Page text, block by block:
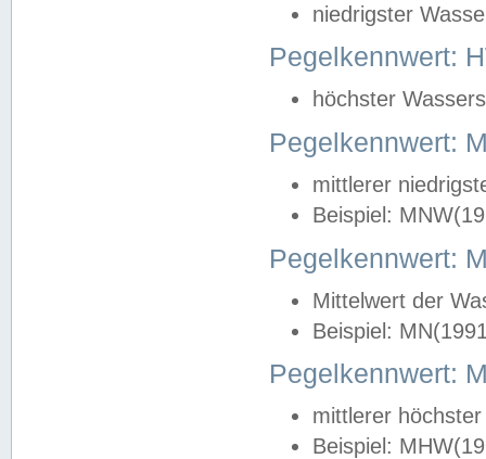
niedrigster
Pegelkennwert:
höchster
Pegelkennwert:
mittlerer
Beispiel:
Pegelkennwert:
Mittelwert der
Beispiel:
Pegelkennwert:
mittlerer
Beispiel: